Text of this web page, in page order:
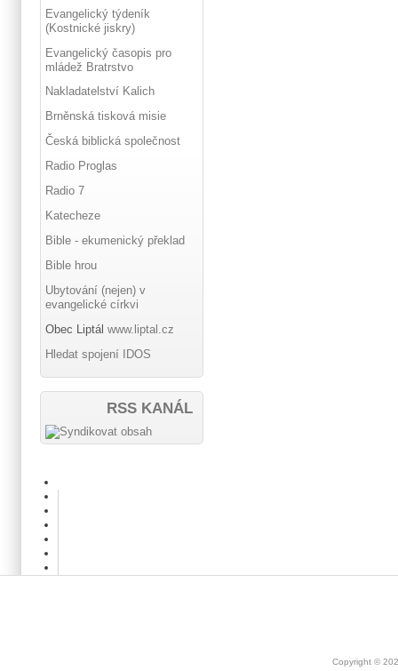
Evangelický týdeník
(Kostnické jiskry)
Evangelický časopis pro
mládež Bratrstvo
Nakladatelství Kalich
Brněnská tisková misie
Česká biblická společnost
Radio Proglas
Radio 7
Katecheze
Bible - ekumenický překlad
Bible hrou
Ubytování (nejen) v
evangelické církvi
Obec Liptál www.liptal.cz
Hledat spojení IDOS
RSS KANÁL
Copyright ©